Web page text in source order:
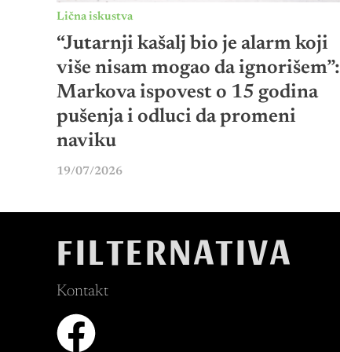
Lična iskustva
“Jutarnji kašalj bio je alarm koji
više nisam mogao da ignorišem”:
Markova ispovest o 15 godina
pušenja i odluci da promeni
naviku
19/07/2026
FILTERNATIVA
Kontakt